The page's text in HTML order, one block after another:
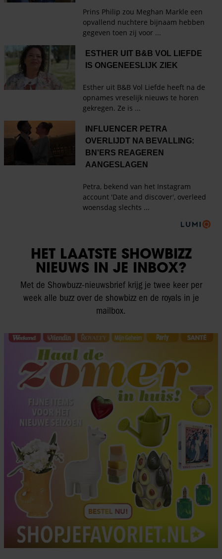
HET LAATSTE SHOWBIZZ
NIEUWS IN JE INBOX?
Met de Showbuzz-nieuwsbrief krijg je twee keer per
week alle buzz over de showbizz en de royals in je
mailbox.